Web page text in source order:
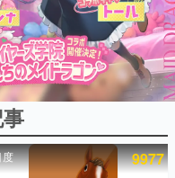
ジビュー数万以上！ などな
電ファミ渾身の“殿堂入り”記
度 9977